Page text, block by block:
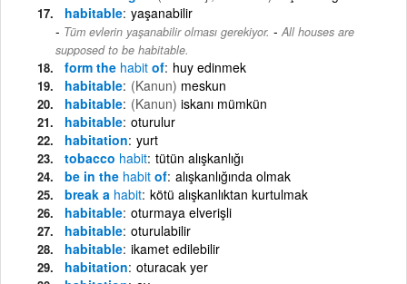
habitable yaşanabilir
Tüm evlerin yaşanabilir olması gerekiyor. - All houses are
supposed to be habitable.
form the habit of huy edinmek
habitable (Kanun) meskun
habitable (Kanun) iskanı mümkün
habitable oturulur
habitation yurt
tobacco habit tütün alışkanlığı
be in the habit of alışkanlığında olmak
break a habit kötü alışkanlıktan kurtulmak
habitable oturmaya elverişli
habitable oturulabilir
habitable ikamet edilebilir
habitation oturacak yer